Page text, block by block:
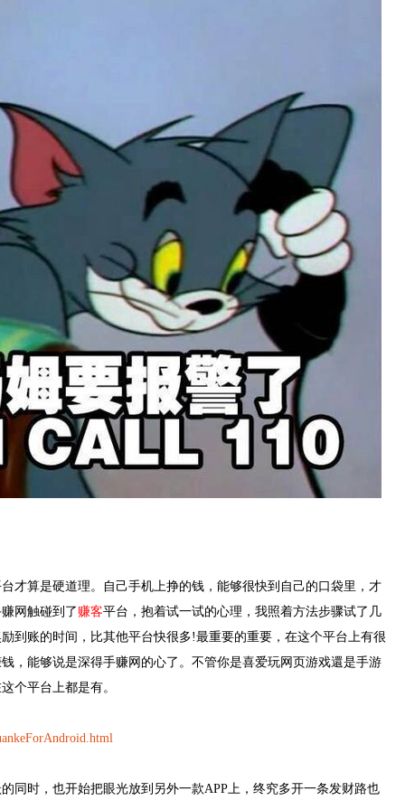
才算是硬道理。自己手机上挣的钱，能够很快到自己的口袋里，才
网触碰到了赚客平台，抱着试一试的心理，我照着方法步骤试了几
到账的时间，比其他平台快很多!最重要的重要，在这个平台上有很
，能够说是深得手赚网的心了。不管你是喜爱玩网页游戏還是手游
个平台上都是有。
同时，也开始把眼光放到另外一款APP上，终究多开一条发财路也